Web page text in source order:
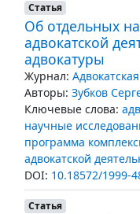
Статья
Об отдельных
адвокатской
адвокатуры
Журнал:
Авторы: Зубков
Ключевые слова:
научные
программа
адвокатской
DOI: 10.18572/1999-
Статья